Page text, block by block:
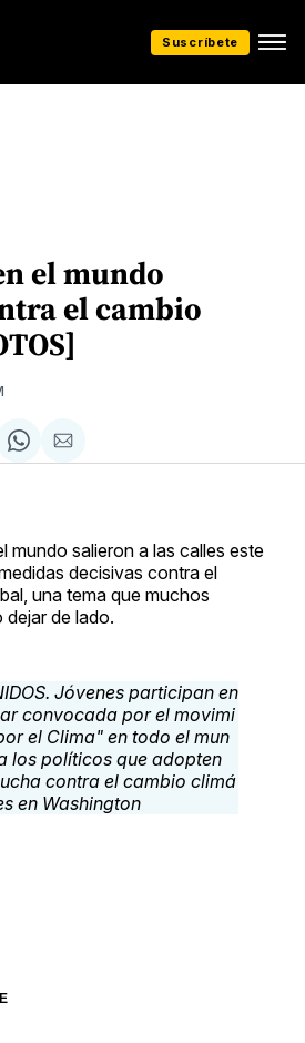
Suscríbete
el mundo
el cambio
Share
on
Compartir
via
mundo salieron a las calles este
decisivas contra el
una tema que muchos
de lado.